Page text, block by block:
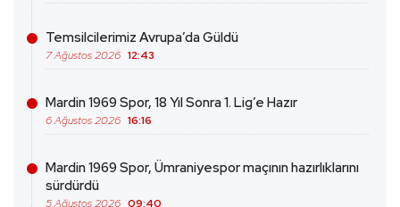
Temsilcilerimiz Avrupa’da Güldü
7 Ağustos 2026 12:43
Mardin 1969 Spor, 18 Yıl Sonra 1. Lig’e Hazır
6 Ağustos 2026 16:16
Mardin 1969 Spor, Ümraniyespor maçının hazırlıklarını
sürdürdü
5 Ağustos 2026 09:40